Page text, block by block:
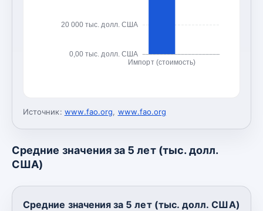
0,00 тыс. долл. США
20 000 тыс. долл. США
Импорт (стоимость)
Источник: www.fao.org, www.fao.org
Средние значения за 5 лет (тыс. долл.
США)
Средние значения за 5 лет (тыс. долл. США)